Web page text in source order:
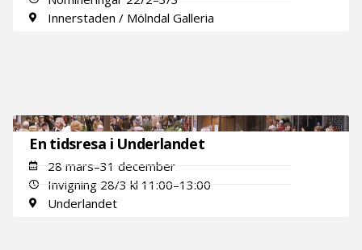
Innerstaden / Mölndal Galleria
En tidsresa i Underlandet
28 mars–31 december
Invigning 28/3 kl 11:00–13:00
Underlandet